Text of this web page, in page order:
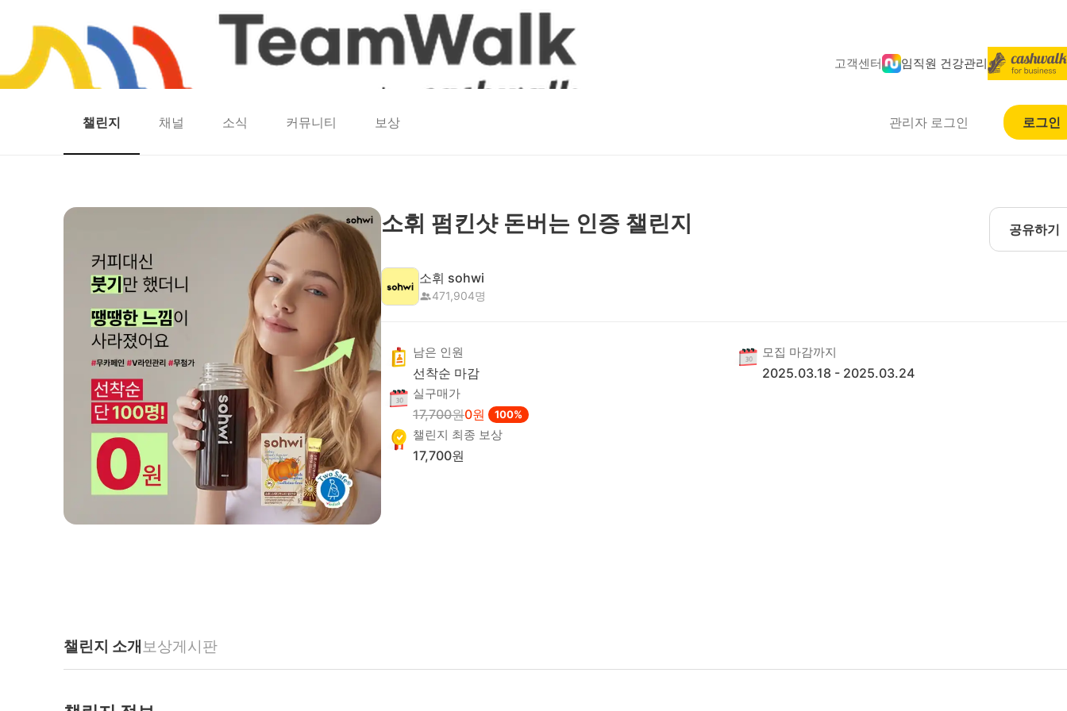
고객센터 임직원 건강관리
런마일 모두의챌린지 캐시로또 캐시딜
챌린지 채널 소식 커뮤니티 보상 관리자 로그인 로그인
소휘 펌킨샷 돈버는 인증 챌린지 공유하기
소휘 sohwi
471,904명
남은 인원
선착순 마감
실구매가
17,700원0원 100%
챌린지 최종 보상
17,700원
모집 마감까지
2025.03.18 - 2025.03.24
챌린지 소개 보상게시판